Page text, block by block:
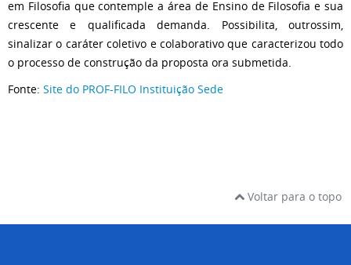
em Filosofia que contemple a área de Ensino de Filosofia e sua
crescente e qualificada demanda. Possibilita, outrossim,
sinalizar o caráter coletivo e colaborativo que caracterizou todo
o processo de construção da proposta ora submetida.
Fonte: Site do PROF-FILO Instituição Sede
Voltar para o topo